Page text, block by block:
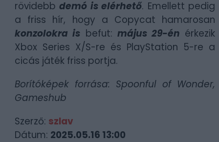
rövidebbdemó is elérhető. Emellett pedig
a friss hír, hogy a Copycat hamarosan
konzolokra is befut: május 29-én érkezik
Xbox Series X/S-re és PlayStation 5-re a
cicás játék friss portja.
Borítóképek forrása: Spoonful of Wonder,
Gameshub
Szerző: szlav
Dátum: 2025.05.16 13:00